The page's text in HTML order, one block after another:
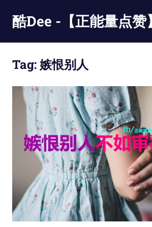
content
酷Dee -【正能量点赞】
最
Tag:嫉恨别人